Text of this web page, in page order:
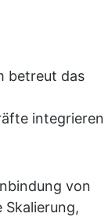
betreut das
integrieren
von
Skalierung,